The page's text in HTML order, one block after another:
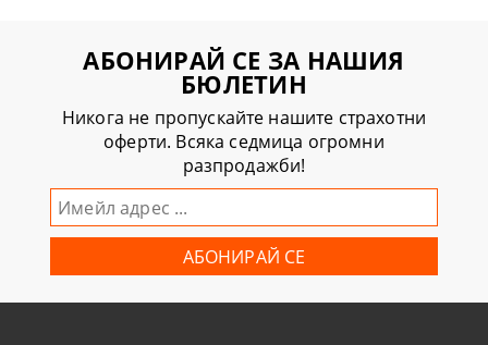
АБОНИРАЙ СЕ ЗА НАШИЯ
БЮЛЕТИН
Никога не пропускайте нашите страхотни
оферти. Всяка седмица огромни
разпродажби!